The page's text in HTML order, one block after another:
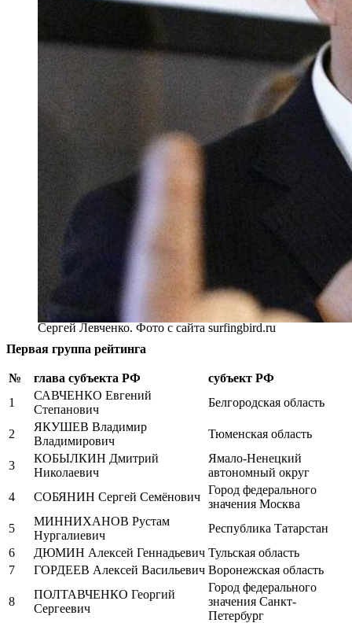
Сергей Левченко. Фото с сайта surfingbird.ru
Первая группа рейтинга
№ глава субъекта РФ
субъект РФ
1
САВЧЕНКО Евгений
Степанович
Белгородская область
2
ЯКУШЕВ Владимир
Владимирович
Тюменская область
3
КОБЫЛКИН Дмитрий
Николаевич
Ямало-Ненецкий
автономный округ
4
СОБЯНИН Сергей Семёнович
Город федерального
значения Москва
5
МИННИХАНОВ Рустам
Нургалиевич
Республика Татарстан
6
ДЮМИН Алексей Геннадьевич Тульская область
7
ГОРДЕЕВ Алексей Васильевич Воронежская область
8
ПОЛТАВЧЕНКО Георгий
Сергеевич
Город федерального
значения Санкт-
Петербург